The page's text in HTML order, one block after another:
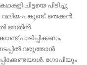
ചിട്ടയെ പിടിച്ചു
വലിയ പങ്കുണ്ട്. തെക്കൻ
അതിൽ
പാടിപ്പിക്കണം.
വരുത്താൻ
ഗോപിയും